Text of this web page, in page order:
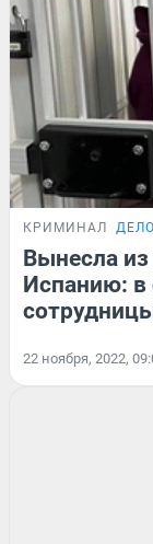
КРИМИНАЛ
Вынесла
Испанию: в
22 ноября, 2022,